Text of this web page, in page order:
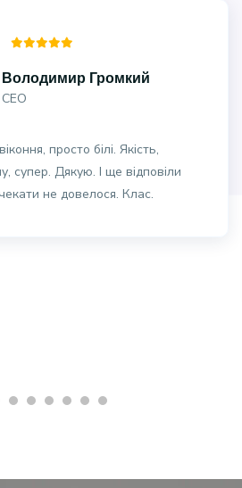
Володимир Громкий
CEO
просто білі. Якість,
супер. Дякую. І ще відповіли
не довелося. Клас.